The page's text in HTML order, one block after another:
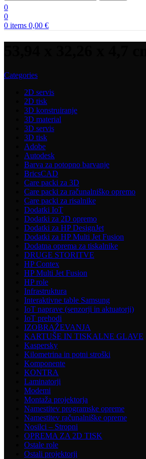
0
0
0 items 0,00 €
Categories
2D servis
2D tisk
3D konstruiranje
3D material
3D servis
3D tisk
Adobe
Autodesk
Barva za potopno barvanje
BricsCAD
Care packi za 3D
Care packi za računalniško opremo
Care packi za risalnike
Dodatki IoT
Dodatki za 2D opremo
Dodatki za HP DesignJet
Dodatki za HP Multi Jet Fusion
Dodatna oprema za tiskalnike
DRUGE STORITVE
HP Contex
HP Multi Jet Fusion
HP role
Infrastruktura
Interaktivne table Samsung
IoT naprave (senzorji in aktuatorji)
IoT prehodi
IZOBRAŽEVANJA
KARTUŠE IN TISKALNE GLAVE
Kaspersky
Kilometrina in potni stroški
Komponente
KONTRA
Laminatorji
Modemi
Montaža projektorja
Namestitev programske opreme
Namestitev računalniške opreme
Nosilci – Stropni
OPREMA ZA 2D TISK
Ostale role
Ostali projektorji